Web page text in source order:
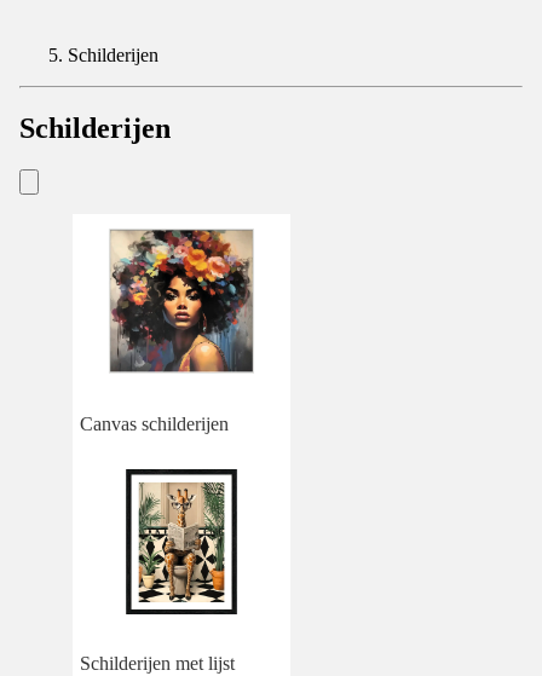
Schilderijen
Schilderijen
Canvas schilderijen
Schilderijen met lijst